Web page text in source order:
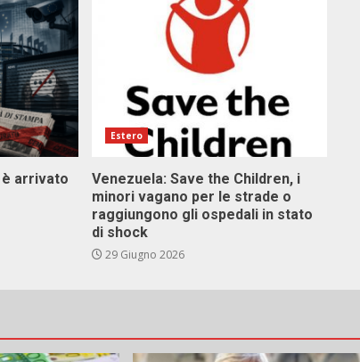
arrivato
Estero
Venezuela: Save the Children, i
minori vagano per le strade o
raggiungono gli ospedali in stato
di shock
29 Giugno 2026